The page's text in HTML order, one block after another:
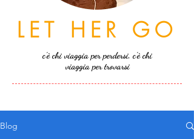
LET HER GO
c'è chi viaggia per perdersi, c'è chi
viaggia per trovarsi
Blog